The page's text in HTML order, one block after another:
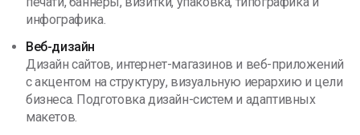
инфографика.
Веб-дизайн
Дизайн сайтов, интернет-магазинов и веб-приложений
с акцентом на структуру, визуальную иерархию и цели
бизнеса. Подготовка дизайн-систем и адаптивных
макетов.